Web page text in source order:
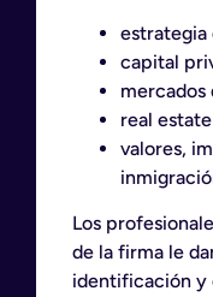
estrategia
capital
mercados
real estate
valores,
Los
de la firma le
identificación y